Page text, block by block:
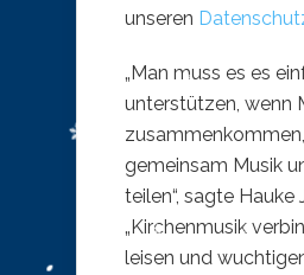
unseren
„Man muss es es
unterstützen, wenn
gemeinsam Musik
teilen“, sagte Hauke
„Kirchenmusik
leisen und